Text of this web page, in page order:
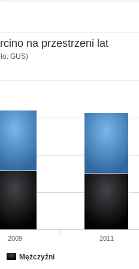
na przestrzeni lat
GUS)
Mężczyźni
2009 2011